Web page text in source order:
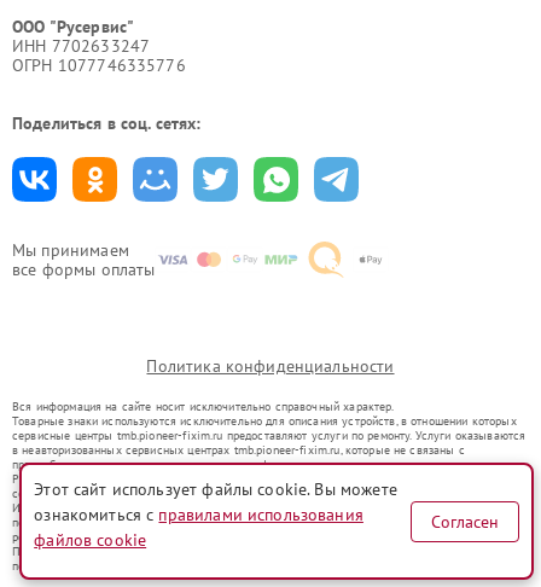
Мы принимаем
все формы оплаты
ООО "Русервис"
ИНН 7702633247
ОГРН 1077746335776
Поделиться в соц. сетях:
Политика конфиденциальности
Вся информация на сайте носит исключительно справочный характер.
Товарные знаки используются исключительно для описания устройств, в отношении которых
сервисные центры tmb.pioneer-fixim.ru предоставляют услуги по ремонту. Услуги оказываются
в неавторизованных сервисных центрах tmb.pioneer-fixim.ru, которые не связаны с
правообладателями товарных знаков или их официальными представителями.
Ремонт осуществляется для устройств, уже введенных в гражданский оборот в соответствии
со статьей 1487 ГК РФ.
Использование товарных знаков не преследует цели индивидуализации услуг или введения
потребителей в заблуждение, а служит для информирования о предоставляемых услугах по
ремонту техники указанных брендов.
Представленная на сайте информация не является публичной офертой, определяемой
положениями Статьи 437(2) Гражданского кодекса РФ
Этот сайт использует файлы cookie. Вы можете
ознакомиться с правилами использования
файлов cookie
Согласен